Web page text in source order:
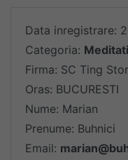
Data inregistrare:
Categoria:
Firma: SC Ting
Oras: BUCURESTI
Nume: Marian
Prenume: Buhnici
Email: